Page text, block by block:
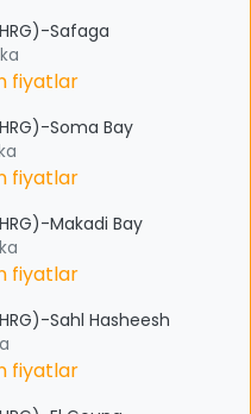
Safaga
fiyatlar
Soma Bay
fiyatlar
Makadi Bay
fiyatlar
Sahl Hasheesh
fiyatlar